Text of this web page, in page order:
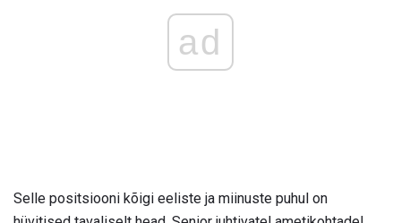
ad
Selle positsiooni kõigi eeliste ja miinuste puhul on